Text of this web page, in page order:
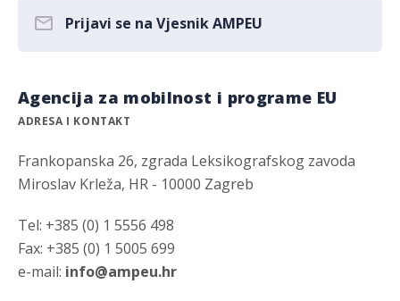
Prijavi se na Vjesnik AMPEU
Agencija za mobilnost i programe EU
ADRESA I KONTAKT
Frankopanska 26, zgrada Leksikografskog zavoda
Miroslav Krleža, HR - 10000 Zagreb
Tel: +385 (0) 1 5556 498
Fax: +385 (0) 1 5005 699
e-mail: info@ampeu.hr